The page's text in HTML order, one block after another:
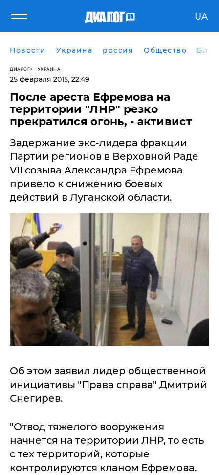
UA
Новости Украина россия Общество
ДИАЛОГ УКРАИНА
25 февраля 2015, 22:49
После ареста Ефремова на
территории "ЛНР" резко
прекратился огонь, - активист
​Задержание экс-лидера фракции
Партии регионов в Верховной Раде
VII созыва Александра Ефремова
привело к снижению боевых
действий в Луганской области.
Об этом заявил лидер общественной
инициативы "Права справа" Дмитрий
Снегирев.
"Отвод тяжелого вооружения
начнется на территории ЛНР, то есть
с тех территорий, которые
контролируются кланом Ефремова.